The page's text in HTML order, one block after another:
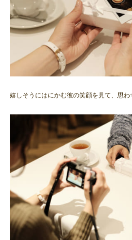
嬉しそうにはにかむ彼の笑顔を見て、思わ